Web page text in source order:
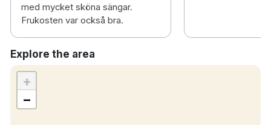
med mycket sköna sängar.
Frukosten var också bra.
Explore the area
+
−